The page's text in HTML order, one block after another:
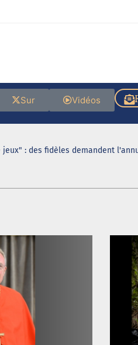
Vidéos
Sur
: des fidèles demandent